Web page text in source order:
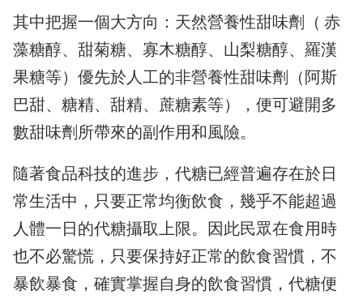
其中把握一個大方向：天然營養性甜味劑（ 赤
藻糖醇、甜菊糖、寡木糖醇、山梨糖醇、羅漢
果糖等）優先於人工的非營養性甜味劑（阿斯
巴甜、糖精、甜精、蔗糖素等），便可避開多
數甜味劑所帶來的副作用和風險。
隨著食品科技的進步，代糖已經普遍存在於日
常生活中，只要正常均衡飲食，幾乎不能超過
人體一日的代糖攝取上限。因此民眾在食用時
也不必驚慌，只要保持好正常的飲食習慣，不
暴飲暴食，確實掌握自身的飲食習慣，代糖便